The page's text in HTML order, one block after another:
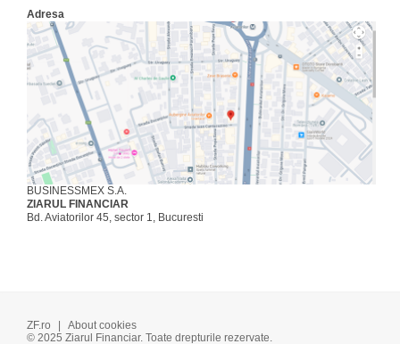
Adresa
BUSINESSMEX S.A.
ZIARUL FINANCIAR
Bd. Aviatorilor 45, sector 1, Bucuresti
ZF.ro
About cookies
© 2025 Ziarul Financiar. Toate drepturile rezervate.